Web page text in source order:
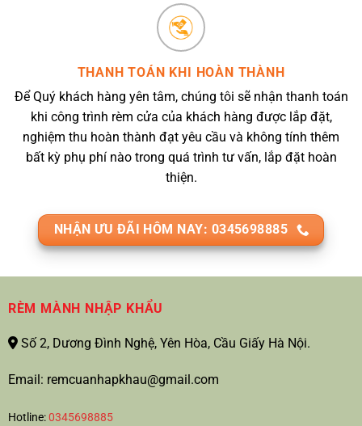
THANH TOÁN KHI HOÀN THÀNH
Để Quý khách hàng yên tâm, chúng tôi sẽ nhận thanh toán
khi công trình rèm cửa của khách hàng được lắp đặt,
nghiệm thu hoàn thành đạt yêu cầu và không tính thêm
bất kỳ phụ phí nào trong quá trình tư vấn, lắp đặt hoàn
thiện.
NHẬN ƯU ĐÃI HÔM NAY: 0345698885
RÈM MÀNH NHẬP KHẨU
Số 2, Dương Đình Nghệ, Yên Hòa, Cầu Giấy Hà Nội.
Email: remcuanhapkhau@gmail.com
Hotline:0345698885